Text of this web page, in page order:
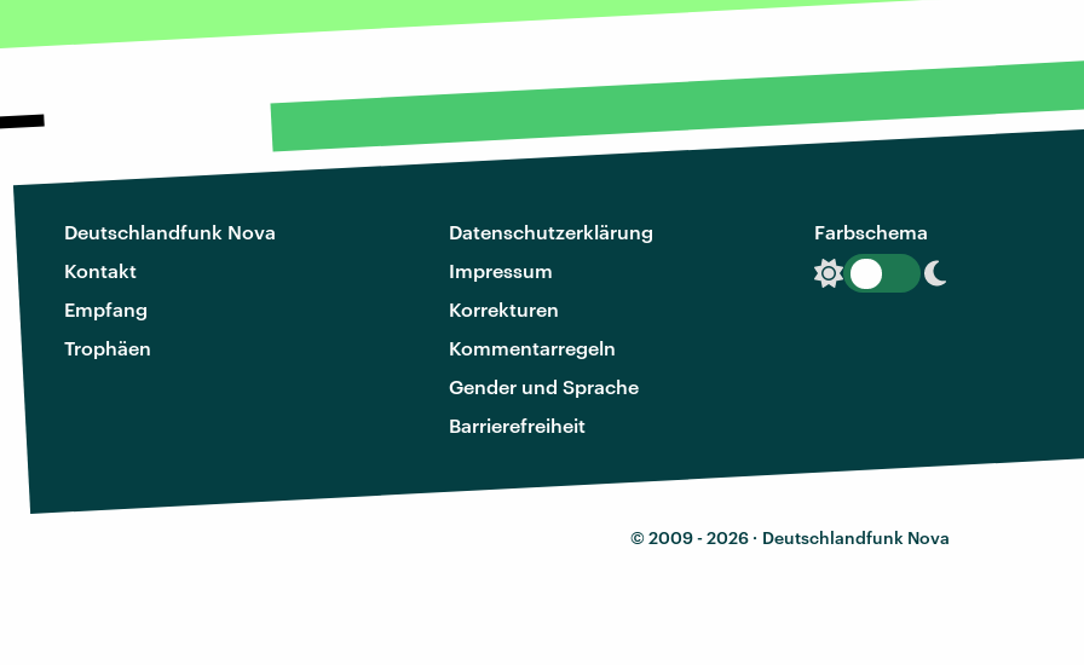
Deutschlandfunk Nova
Kontakt
Empfang
Trophäen
Datenschutzerklärung
Impressum
Korrekturen
Kommentarregeln
Gender und Sprache
Barrierefreiheit
Farbschema
© 2009 - 2026 · Deutschlandfunk Nova